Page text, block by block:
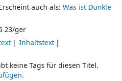
auch als: Was ist Dunkle
23/ger
Inhaltstext
keine Tags für diesen Titel.